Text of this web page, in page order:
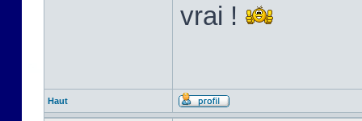
vrai !
Haut